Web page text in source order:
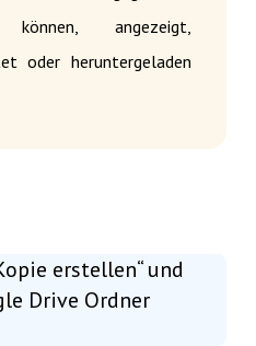
angezeigt,
oder heruntergeladen
erstellen“ und
Drive Ordner